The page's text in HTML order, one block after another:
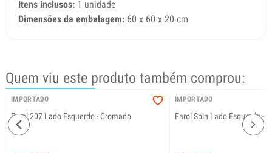
Itens inclusos: 1 unidade
Dimensões da embalagem: 60 x 60 x 20 cm
Quem viu este produto também comprou:
IMPORTADO
Farol 207 Lado Esquerdo - Cromado
IMPORTADO
Farol Spin Lado Esquerdo -